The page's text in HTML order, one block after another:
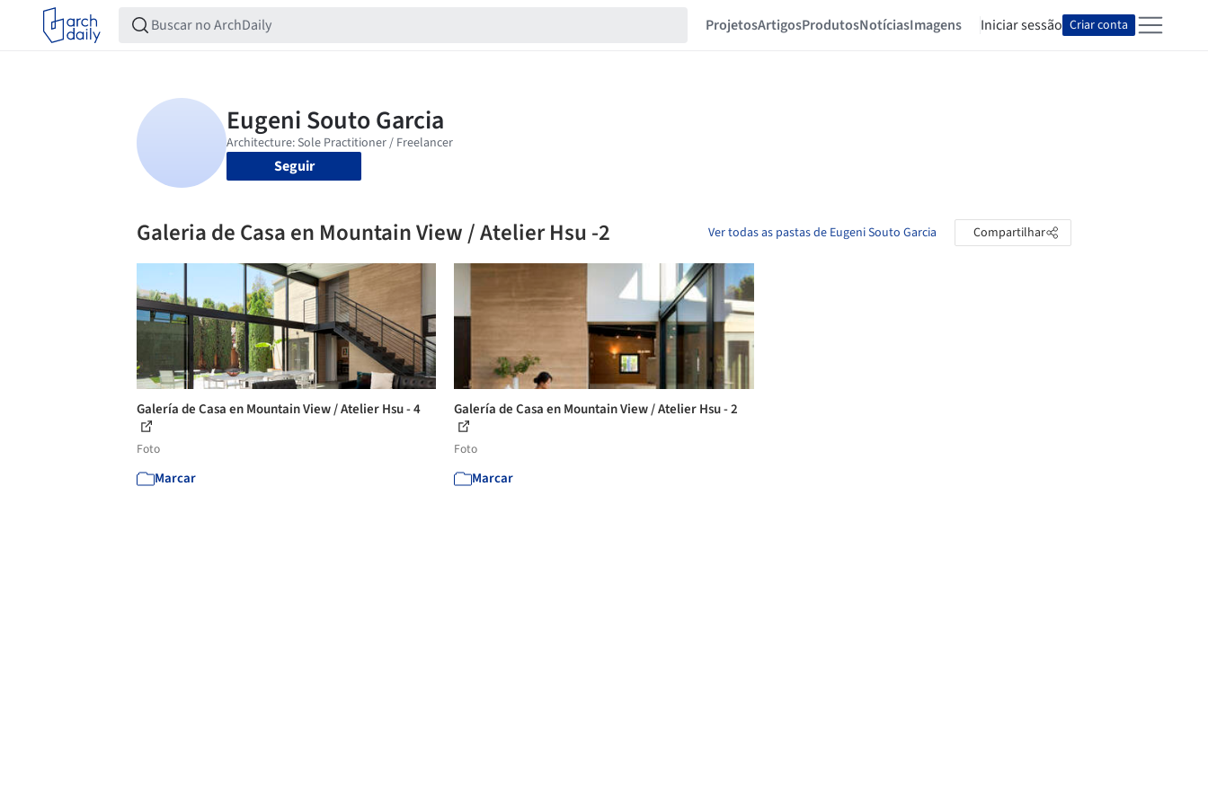
ProjetosArtigosProdutosNotíciasImagens Iniciar sessão Criar conta
Seguir
Galeria de Casa en Mountain View / Atelier Hsu -2 Ver todas as pastas de Eugeni Souto Garcia Compartilhar
Galería de Casa en Mountain View / Atelier Hsu - 4
Foto
Marcar
Galería de Casa en Mountain View / Atelier Hsu - 2
Foto
Marcar